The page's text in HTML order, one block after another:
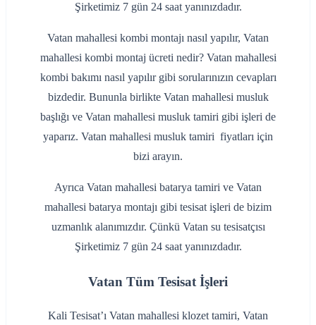
Şirketimiz 7 gün 24 saat yanınızdadır.
Vatan mahallesi kombi montajı nasıl yapılır, Vatan
mahallesi kombi montaj ücreti nedir? Vatan mahallesi
kombi bakımı nasıl yapılır gibi sorularınızın cevapları
bizdedir. Bununla birlikte Vatan mahallesi musluk
başlığı ve Vatan mahallesi musluk tamiri gibi işleri de
yaparız. Vatan mahallesi musluk tamiri fiyatları için
bizi arayın.
Ayrıca Vatan mahallesi batarya tamiri ve Vatan
mahallesi batarya montajı gibi tesisat işleri de bizim
uzmanlık alanımızdır. Çünkü Vatan su tesisatçısı
Şirketimiz 7 gün 24 saat yanınızdadır.
Vatan Tüm Tesisat İşleri
Kali Tesisat’ı Vatan mahallesi klozet tamiri, Vatan